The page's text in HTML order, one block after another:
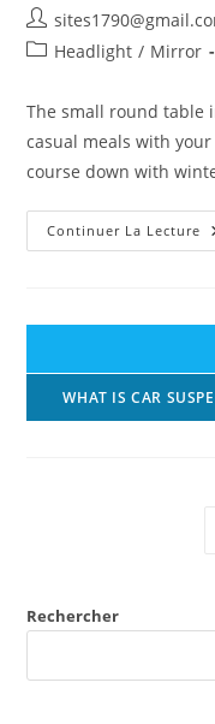
Auteur/autrice
de
PostHeadlight / Mirror
The small round table
casual meals with
course down with
Continuer La Lecture
WHAT IS CAR
Rechercher